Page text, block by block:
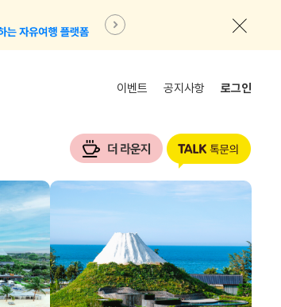
이벤트 공지사항 로그인